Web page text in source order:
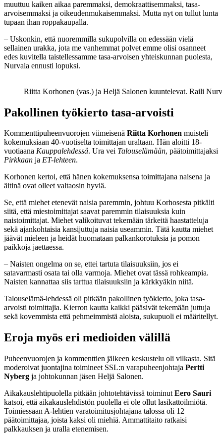
muuttuu kaiken aikaa paremmaksi, demokraattisemmaksi, tasa-
arvoisemmaksi ja oikeudenmukaisemmaksi. Mutta nyt on tullut lunta
tupaan ihan roppakaupalla.
– Uskonkin, että nuoremmilla sukupolvilla on edessään vielä
sellainen urakka, jota me vanhemmat polvet emme olisi osanneet
edes kuvitella taistellessamme tasa-arvoisen yhteiskunnan puolesta,
Nurvala ennusti lopuksi.
Riitta Korhonen (vas.) ja Heljä Salonen kuuntelevat. Raili
Pakollinen työkierto tasa-arvoisti
Kommenttipuheenvuorojen viimeisenä Riitta Korhonen muisteli
kokemuksiaan 40-vuotiselta toimittajan uraltaan. Hän aloitti 18-
vuotiaana Kauppalehdessä. Ura vei Talouselämään, päätoimittajaksi
Pirkkaan ja ET-lehteen.
Korhonen kertoi, että hänen kokemuksensa toimittajana naisena ja
äitinä ovat olleet valtaosin hyviä.
Se, että miehet etenevät naisia paremmin, johtuu Korhosesta pitkälti
siitä, että miestoimittajat saavat paremmin tilaisuuksia kuin
naistoimittajat. Miehet valikoituvat tekemään tärkeitä haastatteluja
sekä ajankohtaisia kansijuttuja naisia useammin. Tätä kautta miehet
jäävät mieleen ja heidät huomataan palkankorotuksia ja pomon
paikkoja jaettaessa.
– Naisten ongelma on se, ettei tartuta tilaisuuksiin, jos ei
satavarmasti osata tai olla varmoja. Miehet ovat tässä rohkeampia.
Naisten kannattaa siis tarttua tilaisuuksiin ja kärkkyäkin niitä.
Talouselämä-lehdessä oli pitkään pakollinen työkierto, joka tasa-
arvoisti toimittajia. Kierron kautta kaikki pääsivät tekemään juttuja
sekä kovemmista että pehmeimmistä aloista, sukupuoli ei määritellyt.
Eroja myös eri medioiden välillä
Puheenvuorojen ja kommenttien jälkeen keskustelu oli vilkasta. Sitä
moderoivat juontajina toimineet SSL:n varapuheenjohtaja Pertti
Nyberg ja johtokunnan jäsen Heljä Salonen.
Aikakauslehtipuolella pitkään johtotehtävissä toiminut Eero Sauri
katsoi, että aikakauslehdistön puolella ei ole ollut lasikattoilmiötä.
Toimiessaan A-lehtien varatoimitusjohtajana talossa oli 12
päätoimittajaa, joista kaksi oli miehiä. Ammattitaito ratkaisi
palkkauksen ja uralla etenemisen.